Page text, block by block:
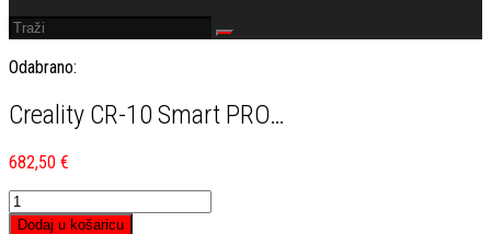
Odabrano:
Creality CR-10 Smart PRO…
682,50 €
Creality
CR-Dodaj u košaricu